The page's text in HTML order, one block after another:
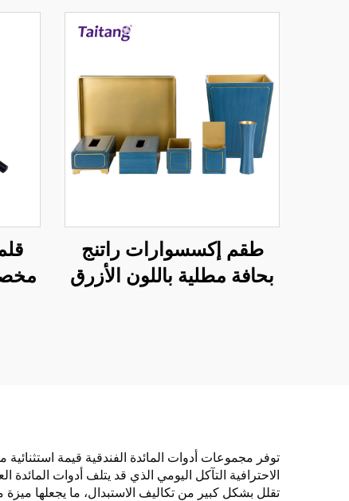
طقم إكسسوارات راتنج
بحافة مطلية باللون الأزرق
توفر مجموعات أدوات المائدة الفندقية قيمة
الاحترافية التآكل اليومي الذي قد يتلف أدوات
تقلل بشكل كبير من تكاليف الاستبدال، ما يجعلها